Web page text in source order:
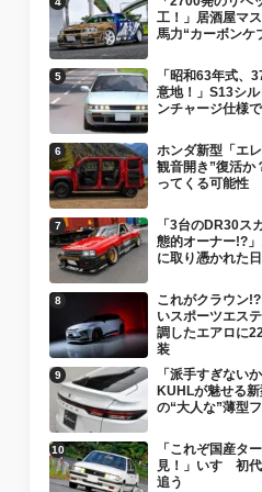
工！」居酒屋マ
馬力“カーボンケ
「昭和63年式、
意地！」S13シ
ンチャージ仕様
ホンダ新型「エ
観音開き”復活か
ってくる可能性
「3台のDR30ス
態的オーナー!?
に取り憑かれた
これがクラウン
いスポーツエス
調したエアロに
装
「派手すぎない
KUHLが魅せる
の“大人な”薄型
「これぞ国産タ
見！」いすゞ初
追う